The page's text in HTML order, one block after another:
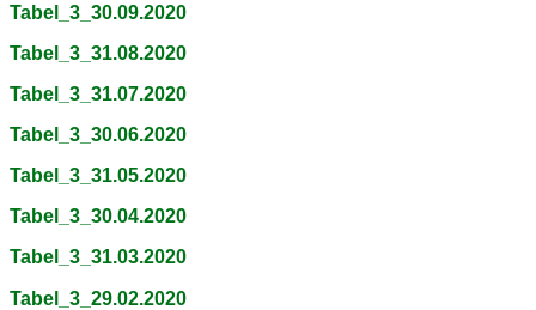
Tabel_3_30.09.2020
Tabel_3_31.08.2020
Tabel_3_31.07.2020
Tabel_3_30.06.2020
Tabel_3_31.05.2020
Tabel_3_30.04.2020
Tabel_3_31.03.2020
Tabel_3_29.02.2020